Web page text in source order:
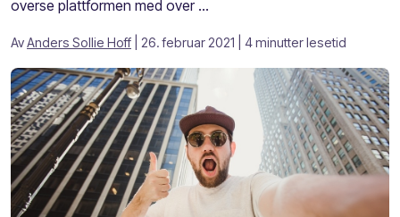
overse plattformen med over ...
AvAnders Sollie Hoff | 26. februar 2021 | 4 minutter lesetid